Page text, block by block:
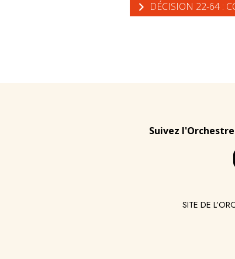
DÉCISION 22-64 :
Suivez
SITE DE